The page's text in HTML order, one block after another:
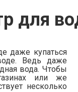
для
даже купаться
Ведь даже
вода. Чтобы
или же
несколько